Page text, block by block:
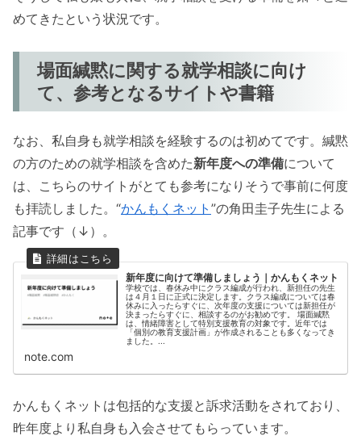
めてきたという状況です。
場面緘黙に関する就学相談に向け
て、参考となるサイトや書籍
なお、私自身も就学相談を経験するのは初めてです。緘黙
の方のための就学相談を含めた新年度への準備について
は、こちらのサイトがとても参考になりそうで事前に何度
も拝読しました。“かんもくネット ”の角田圭子先生による
記事です（↓）。
新年度に向けて準備しましょう｜かんもくネット
学校では、春休み中にクラス編成が行われ、新担任の先生
は４月１日に正式に決定します。クラス編成については春
休みに入ったらすぐに、次年度の支援については新担任が
決まったらすぐに、相談するのがお勧めです。 場面緘黙
は、情緒障害として特別支援教育の対象です。近年では
「個別の教育支援計画」が作成されることも多くなってき
ました。...
note.com
かんもくネットは包括的な支援と訴求活動をされており、
昨年度より私自身も入会させてもらっています。